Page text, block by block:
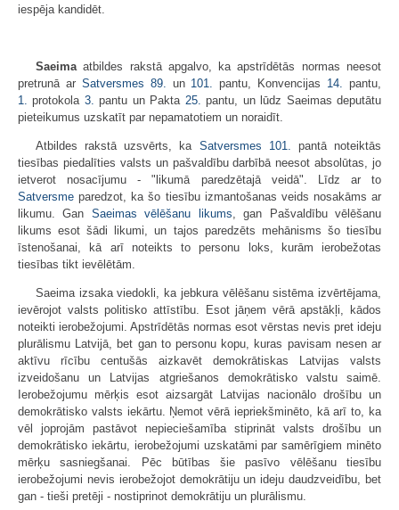
iespēja kandidēt.
Saeimaatbildes rakstā apgalvo, ka apstrīdētās normas neesot
pretrunā ar Satversmes 89. un 101. pantu, Konvencijas 14. pantu,
1. protokola 3. pantu un Pakta 25. pantu, un lūdz Saeimas deputātu
pieteikumus uzskatīt par nepamatotiem un noraidīt.
Atbildes rakstā uzsvērts, ka Satversmes 101. pantā noteiktās
tiesības piedalīties valsts un pašvaldību darbībā neesot absolūtas, jo
ietverot nosacījumu - "likumā paredzētajā veidā". Līdz ar to
Satversme paredzot, ka šo tiesību izmantošanas veids nosakāms ar
likumu. Gan Saeimas vēlēšanu likums, gan Pašvaldību vēlēšanu
likums esot šādi likumi, un tajos paredzēts mehānisms šo tiesību
īstenošanai, kā arī noteikts to personu loks, kurām ierobežotas
tiesības tikt ievēlētām.
Saeima izsaka viedokli, ka jebkura vēlēšanu sistēma izvērtējama,
ievērojot valsts politisko attīstību. Esot jāņem vērā apstākļi, kādos
noteikti ierobežojumi. Apstrīdētās normas esot vērstas nevis pret ideju
plurālismu Latvijā, bet gan to personu kopu, kuras pavisam nesen ar
aktīvu rīcību centušās aizkavēt demokrātiskas Latvijas valsts
izveidošanu un Latvijas atgriešanos demokrātisko valstu saimē.
Ierobežojumu mērķis esot aizsargāt Latvijas nacionālo drošību un
demokrātisko valsts iekārtu. Ņemot vērā iepriekšminēto, kā arī to, ka
vēl joprojām pastāvot nepieciešamība stiprināt valsts drošību un
demokrātisko iekārtu, ierobežojumi uzskatāmi par samērīgiem minēto
mērķu sasniegšanai. Pēc būtības šie pasīvo vēlēšanu tiesību
ierobežojumi nevis ierobežojot demokrātiju un ideju daudzveidību, bet
gan - tieši pretēji - nostiprinot demokrātiju un plurālismu.